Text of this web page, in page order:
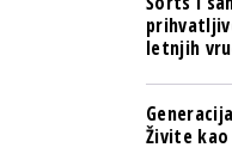
letnjih
Živite